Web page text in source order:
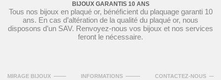
BIJOUX GARANTIS 10 ANS
Tous nos bijoux en plaqué or, bénéficient du plaquage garanti 10
ans. En cas d’altération de la qualité du plaqué or, nous
disposons d’un SAV. Renvoyez-nous vos bijoux et nos services
feront le nécessaire.
MIRAGE BIJOUX INFORMATIONS CONTACTEZ-NOUS